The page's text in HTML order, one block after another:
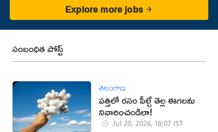
Explore more jobs
సంబంధిత పోస్ట్
తెలంగాణ
పత్తిలో రసం పీల్చే తెల్ల ఈగలను
నివారించండిలా!
Jul 20, 2026, 18:07 IST